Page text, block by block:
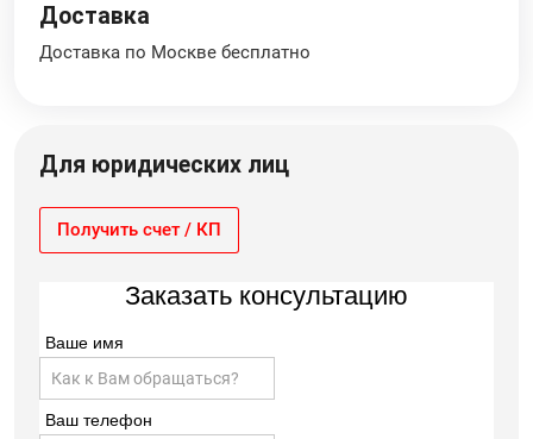
Доставка
Доставка по Москве бесплатно
Для юридических лиц
Получить счет / КП
Заказать консультацию
Ваше имя
Ваш телефон